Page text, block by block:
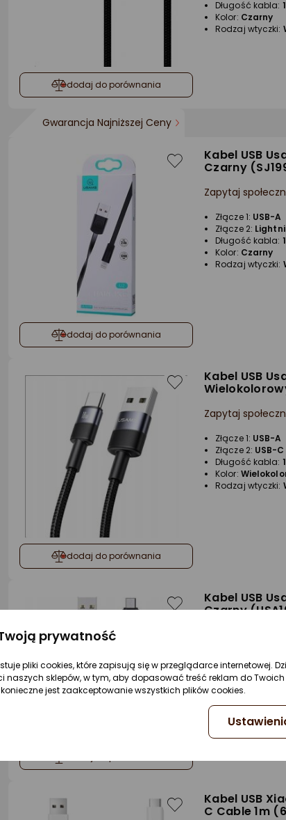
dodaj do porównania
Długość kabla:
Kolor: Czarny
Rodzaj wtyczki:
Gwarancja Najniższej Ceny
dodaj do porównania
Kabel USB
Czarny
Zapytaj
Złącze 1: USB-A
Złącze 2:
Długość kabla:
Kolor: Czarny
Rodzaj wtyczki:
dodaj do porównania
Kabel USB
Zapytaj
Złącze 1: USB-A
Złącze 2: USB-C
Długość kabla:
Kolor:
Rodzaj wtyczki:
Kabel USB
Czarny
Złącze 1:
USB-A
Złącze 2:
Długość kabla:
Kolor:Czarny
Rodzaj wtyczki:
Kabel USB
C Cable 1m
prywatność
pliki cookies, które zapisują się w przeglądarce internetowej.
naszych sklepów, w tym, aby dopasować treść reklam do
jest zaakceptowanie wszystkich plików cookies.